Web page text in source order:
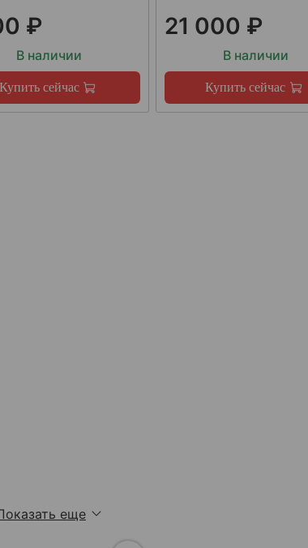
₽
В наличии
Купить сейчас
21 000 ₽
В наличии
Купить сейчас
еще